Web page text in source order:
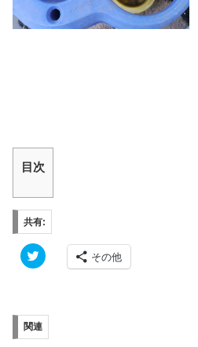
目次
共有:
ク
リ
T
w
i
その他
関連